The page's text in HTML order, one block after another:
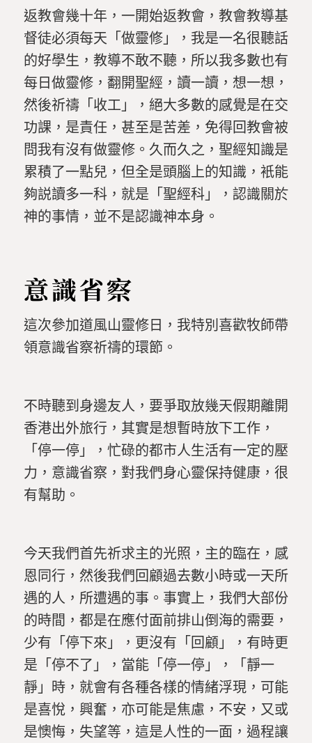
返教會幾十年，一開始返教會，教會教導基
督徒必須每天「做靈修」，我是一名很聽話
的好學生，教導不敢不聽，所以我多數也有
每日做靈修，翻開聖經，讀一讀，想一想，
然後祈禱「收工」，絕大多數的感覺是在交
功課，是責任，甚至是苦差，免得回教會被
問我有沒有做靈修。久而久之，聖經知識是
累積了一點兒，但全是頭腦上的知識，衹能
夠説讀多一科，就是「聖經科」，認識關於
神的事情，並不是認識神本身。
意識省察
這次參加道風山靈修日，我特別喜歡牧師帶
領意識省察祈禱的環節。
不時聽到身邊友人，要爭取放幾天假期離開
香港出外旅行，其實是想暫時放下工作，
「停一停」，忙碌的都市人生活有一定的壓
力，意識省察，對我們身心靈保持健康，很
有幫助。
今天我們首先祈求主的光照，主的臨在，感
恩同行，然後我們回顧過去數小時或一天所
遇的人，所遭遇的事。事實上，我們大部份
的時間，都是在應付面前排山倒海的需要，
少有「停下來」，更沒有「回顧」，有時更
是「停不了」，當能「停一停」，「靜一
靜」時，就會有各種各樣的情緒浮現，可能
是喜悅，興奮，亦可能是焦慮，不安，又或
是懊悔，失望等，這是人性的一面，過程讓